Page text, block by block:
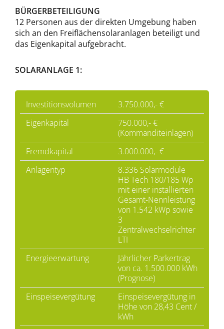
BÜRGERBETEILIGUNG
12 Personen aus der direkten Umgebung haben
sich an den Freiflächensolaranlagen beteiligt und
das Eigenkapital aufgebracht.
SOLARANLAGE 1:
Investitionsvolumen
3.750.000,- €
Eigenkapital
750.000,- €
(Kommanditeinlagen)
Fremdkapital
3.000.000,- €
Anlagentyp
8.336 Solarmodule
HB Tech 180/185 Wp
mit einer installierten
Gesamt-Nennleistung
von 1.542 kWp sowie
3
Zentralwechselrichter
LTI
Energieerwartung
Jährlicher Parkertrag
von ca. 1.500.000 kWh
(Prognose)
Einspeisevergütung
Einspeisevergütung in
Höhe von 28,43 Cent /
kWh